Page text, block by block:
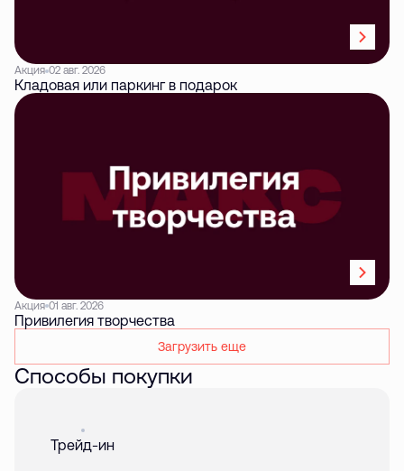
Акция 02 авг. 2026
Кладовая или паркинг в подарок
Акция 01 авг. 2026
Привилегия творчества
Загрузить еще
Способы покупки
Трейд-ин